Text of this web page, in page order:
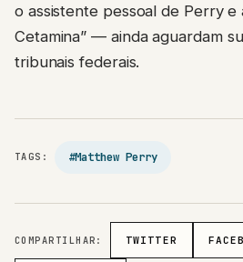
o assistente pessoal de Perry e
Cetamina” — ainda aguardam
tribunais federais.
TAGS: #Matthew Perry
COMPARTILHAR: TWITTER